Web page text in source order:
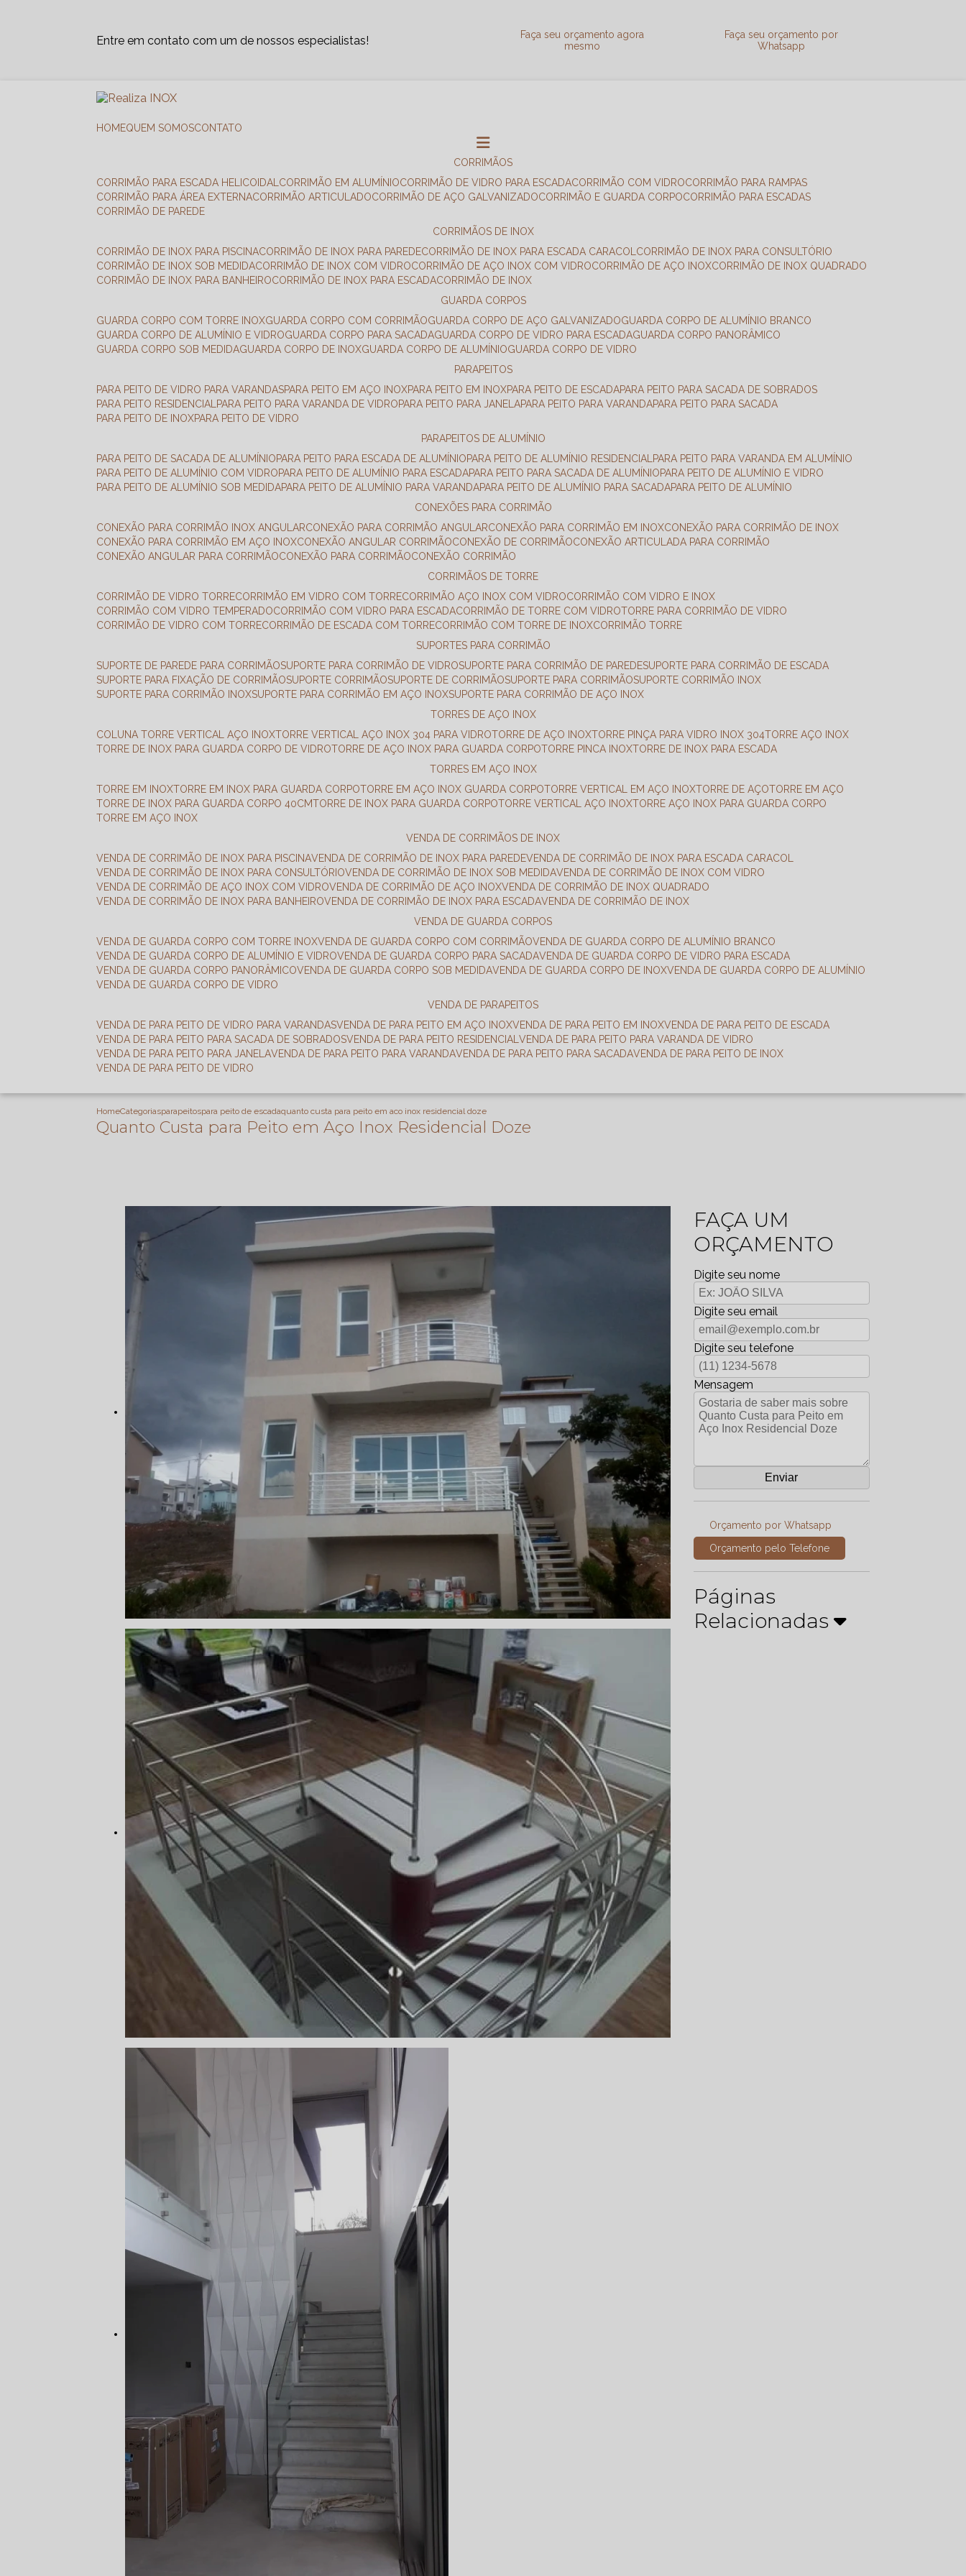
Entre em contato com um de nossos especialistas!
Faça seu orçamento agora
mesmo
Faça seu orçamento por
Whatsapp
HOME QUEM SOMOS CONTATO
CORRIMÃOS
CORRIMÃO PARA ESCADA HELICOIDAL
CORRIMÃO EM ALUMÍNIO CORRIMÃO DE VIDRO PARA ESCADA CORRIMÃO COM VIDRO
CORRIMÃO PARA RAMPAS
CORRIMÃO PARA ÁREA EXTERNA
CORRIMÃO ARTICULADO CORRIMÃO DE AÇO GALVANIZADO CORRIMÃO E GUARDA CORPO
CORRIMÃO PARA ESCADAS
CORRIMÃO DE PAREDE
CORRIMÃOS DE INOX
CORRIMÃO DE INOX PARA PISCINA
CORRIMÃO DE INOX PARA PAREDE CORRIMÃO DE INOX PARA ESCADA CARACOL
CORRIMÃO DE INOX PARA CONSULTÓRIO
CORRIMÃO DE INOX SOB MEDIDA
CORRIMÃO DE INOX COM VIDRO CORRIMÃO DE AÇO INOX COM VIDRO CORRIMÃO DE AÇO INOX
CORRIMÃO DE INOX QUADRADO
CORRIMÃO DE INOX PARA BANHEIRO
CORRIMÃO DE INOX PARA ESCADA
CORRIMÃO DE INOX
GUARDA CORPOS
GUARDA CORPO COM TORRE INOX
GUARDA CORPO COM CORRIMÃO GUARDA CORPO DE AÇO GALVANIZADO
GUARDA CORPO DE ALUMÍNIO BRANCO
GUARDA CORPO DE ALUMÍNIO E VIDRO
GUARDA CORPO PARA SACADA GUARDA CORPO DE VIDRO PARA ESCADA
GUARDA CORPO PANORÂMICO
GUARDA CORPO SOB MEDIDA
GUARDA CORPO DE INOX GUARDA CORPO DE ALUMÍNIO
GUARDA CORPO DE VIDRO
PARAPEITOS
PARA PEITO DE VIDRO PARA VARANDAS PARA PEITO EM AÇO INOX PARA PEITO EM INOX PARA PEITO DE ESCADA PARA PEITO PARA SACADA DE SOBRADOS
PARA PEITO RESIDENCIAL
PARA PEITO PARA VARANDA DE VIDRO PARA PEITO PARA JANELA PARA PEITO PARA VARANDA PARA PEITO PARA SACADA
PARA PEITO DE INOX PARA PEITO DE VIDRO
PARAPEITOS DE ALUMÍNIO
PARA PEITO DE SACADA DE ALUMÍNIO PARA PEITO PARA ESCADA DE ALUMÍNIO PARA PEITO DE ALUMÍNIO RESIDENCIAL
PARA PEITO PARA VARANDA EM ALUMÍNIO
PARA PEITO DE ALUMÍNIO COM VIDRO PARA PEITO DE ALUMÍNIO PARA ESCADA PARA PEITO PARA SACADA DE ALUMÍNIO PARA PEITO DE ALUMÍNIO E VIDRO
PARA PEITO DE ALUMÍNIO SOB MEDIDA PARA PEITO DE ALUMÍNIO PARA VARANDA PARA PEITO DE ALUMÍNIO PARA SACADA PARA PEITO DE ALUMÍNIO
CONEXÕES PARA CORRIMÃO
CONEXÃO PARA CORRIMÃO INOX ANGULAR
CONEXÃO PARA CORRIMÃO ANGULAR CONEXÃO PARA CORRIMÃO EM INOX
CONEXÃO PARA CORRIMÃO DE INOX
CONEXÃO PARA CORRIMÃO EM AÇO INOX
CONEXÃO ANGULAR CORRIMÃO CONEXÃO DE CORRIMÃO
CONEXÃO ARTICULADA PARA CORRIMÃO
CONEXÃO ANGULAR PARA CORRIMÃO
CONEXÃO PARA CORRIMÃO
CONEXÃO CORRIMÃO
CORRIMÃOS DE TORRE
CORRIMÃO DE VIDRO TORRE
CORRIMÃO EM VIDRO COM TORRE CORRIMÃO AÇO INOX COM VIDRO
CORRIMÃO COM VIDRO E INOX
CORRIMÃO COM VIDRO TEMPERADO
CORRIMÃO COM VIDRO PARA ESCADA CORRIMÃO DE TORRE COM VIDRO TORRE PARA CORRIMÃO DE VIDRO
CORRIMÃO DE VIDRO COM TORRE
CORRIMÃO DE ESCADA COM TORRE CORRIMÃO COM TORRE DE INOX
CORRIMÃO TORRE
SUPORTES PARA CORRIMÃO
SUPORTE DE PAREDE PARA CORRIMÃO
SUPORTE PARA CORRIMÃO DE VIDRO SUPORTE PARA CORRIMÃO DE PAREDE SUPORTE PARA CORRIMÃO DE ESCADA
SUPORTE PARA FIXAÇÃO DE CORRIMÃO
SUPORTE CORRIMÃO SUPORTE DE CORRIMÃO SUPORTE PARA CORRIMÃO
SUPORTE CORRIMÃO INOX
SUPORTE PARA CORRIMÃO INOX SUPORTE PARA CORRIMÃO EM AÇO INOX SUPORTE PARA CORRIMÃO DE AÇO INOX
TORRES DE AÇO INOX
COLUNA TORRE VERTICAL AÇO INOX TORRE VERTICAL AÇO INOX 304 PARA VIDRO TORRE DE AÇO INOX TORRE PINÇA PARA VIDRO INOX 304 TORRE AÇO INOX
TORRE DE INOX PARA GUARDA CORPO DE VIDRO TORRE DE AÇO INOX PARA GUARDA CORPO TORRE PINCA INOX TORRE DE INOX PARA ESCADA
TORRES EM AÇO INOX
TORRE EM INOX TORRE EM INOX PARA GUARDA CORPO TORRE EM AÇO INOX GUARDA CORPO TORRE VERTICAL EM AÇO INOX TORRE DE AÇO TORRE EM AÇO
TORRE DE INOX PARA GUARDA CORPO 40CM TORRE DE INOX PARA GUARDA CORPO TORRE VERTICAL AÇO INOX TORRE AÇO INOX PARA GUARDA CORPO
TORRE EM AÇO INOX
VENDA DE CORRIMÃOS DE INOX
VENDA DE CORRIMÃO DE INOX PARA PISCINA
VENDA DE CORRIMÃO DE INOX PARA PAREDE
VENDA DE CORRIMÃO DE INOX PARA ESCADA CARACOL
VENDA DE CORRIMÃO DE INOX PARA CONSULTÓRIO
VENDA DE CORRIMÃO DE INOX SOB MEDIDA
VENDA DE CORRIMÃO DE INOX COM VIDRO
VENDA DE CORRIMÃO DE AÇO INOX COM VIDRO
VENDA DE CORRIMÃO DE AÇO INOX
VENDA DE CORRIMÃO DE INOX QUADRADO
VENDA DE CORRIMÃO DE INOX PARA BANHEIRO
VENDA DE CORRIMÃO DE INOX PARA ESCADA
VENDA DE CORRIMÃO DE INOX
VENDA DE GUARDA CORPOS
VENDA DE GUARDA CORPO COM TORRE INOX
VENDA DE GUARDA CORPO COM CORRIMÃO
VENDA DE GUARDA CORPO DE ALUMÍNIO BRANCO
VENDA DE GUARDA CORPO DE ALUMÍNIO E VIDRO
VENDA DE GUARDA CORPO PARA SACADA
VENDA DE GUARDA CORPO DE VIDRO PARA ESCADA
VENDA DE GUARDA CORPO PANORÂMICO
VENDA DE GUARDA CORPO SOB MEDIDA VENDA DE GUARDA CORPO DE INOX
VENDA DE GUARDA CORPO DE ALUMÍNIO
VENDA DE GUARDA CORPO DE VIDRO
VENDA DE PARAPEITOS
VENDA DE PARA PEITO DE VIDRO PARA VARANDAS
VENDA DE PARA PEITO EM AÇO INOX VENDA DE PARA PEITO EM INOX
VENDA DE PARA PEITO DE ESCADA
VENDA DE PARA PEITO PARA SACADA DE SOBRADOS
VENDA DE PARA PEITO RESIDENCIAL
VENDA DE PARA PEITO PARA VARANDA DE VIDRO
VENDA DE PARA PEITO PARA JANELA
VENDA DE PARA PEITO PARA VARANDA VENDA DE PARA PEITO PARA SACADA
VENDA DE PARA PEITO DE INOX
VENDA DE PARA PEITO DE VIDRO
HomeCategoriasparapeitospara peito de escadaquanto custa para peito em aco inox residencial doze
Quanto Custa para Peito em Aço Inox Residencial Doze
FAÇA UM
ORÇAMENTO
Digite seu nome
Digite seu email
Digite seu telefone
Mensagem
Orçamento por Whatsapp
Orçamento pelo Telefone
Páginas
Relacionadas